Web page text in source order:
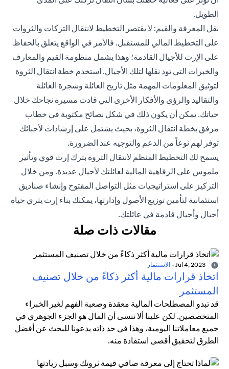
الطويل.
نقل المعرفة والقيم: لا يقتصر التخطيط لانتقال التركات والثروات
على التخطيط المالي للمستقبل. فالأمر في الواقع يتعلق بالحفاظ
على الإرث للأجيال القادمة؛ وهذا يشمل منظومة القيم والمعارف
والخبرات التي تود نقلها لتلك الأجيال. استخدم خطة انتقال الثروة
لتوثيق المعلومات المهمة مثل تاريخ العائلة وشجرة العائلة
والتقاليد والرؤى والأفكار الأخرى التي قادت مسيرة نجاحك خلال
حياتك. يمكن أن يكون ذلك في شكل نصائح مكتوبة في خطاب
مرفق بخطة انتقال الثروة، بحيث يشتمل على إرشادات لأحبائك
توفر لهم نوعاً من الدعم والتوجيه عند الضرورة.
يسمح لك التخطيط المنظم لانتقال الثروة بترك إرث قوي وتأثير
ملموس على الرفاهية المالية لعائلتك لأجيال عديدة. ومن خلال
التركيز على استراتيجيات مثل التواصل المفتوح وإنشاء صناديق
استئمانية لتأمين توزيع الأصول وإدارتها، يمكنك بناء إرث يثري حياة
أجيال وأجيال قادمة في عائلتك.
مقالات ذات صلة
- الاستثمار
اتخاذ قرارات مالية أكثر ذكاءً من خلال تصنيف
المستثمر
قد تبدو المصطلحات المالية معقدة وصعبة الفهم لغير الخبراء
المتخصصين. لكن علينا ألا ننسى أن المال هو الجزء الجوهري في
جميع معاملاتنا اليومية، وهذا في حد ذاته يدعونا للبحث عن أفضل
الطرق لتحقيق أقصى استفادة منه.